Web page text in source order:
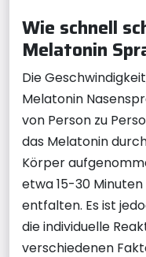
Wie schnell
Melatonin
Die
Melatonin
von Person zu
das Melatonin
Körper
etwa 15-30
entfalten. Es ist
die individuelle
verschiedenen